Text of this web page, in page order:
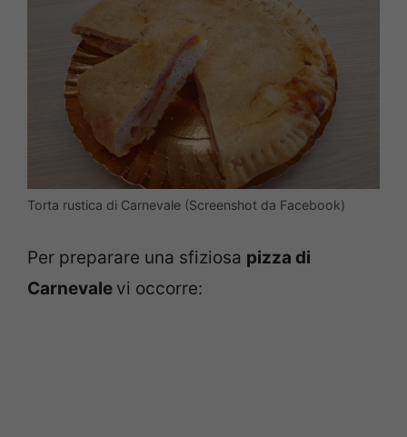
Torta rustica di Carnevale (Screenshot da Facebook)
Per preparare una sfiziosa pizza di
Carnevale vi occorre: